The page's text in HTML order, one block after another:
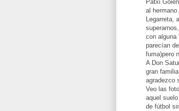
Patxi
al
Legarreta,
con alguna
parecían
fuma)pero
A Don
gran
agradezco
Veo las
aquel
de fútbol